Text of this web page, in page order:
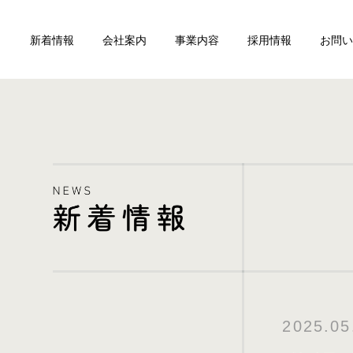
新着情報 会社案内 事業内容 採用情報 お問